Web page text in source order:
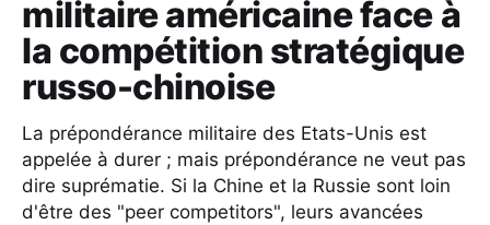
militaire américaine face à
la compétition stratégique
russo-chinoise
La prépondérance militaire des Etats-Unis est
appelée à durer ; mais prépondérance ne veut pas
dire suprématie. Si la Chine et la Russie sont loin
d'être des "peer competitors", leurs avancées